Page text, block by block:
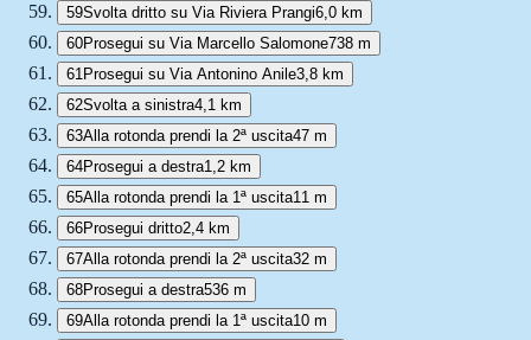
59Svolta dritto su Via Riviera Prangi6,0 km
60Prosegui su Via Marcello Salomone738 m
61 Prosegui su Via Antonino Anile3,8 km
62Svolta a sinistra4,1 km
63Alla rotonda prendi la 2ª uscita47 m
64Prosegui a destra1,2 km
65Alla rotonda prendi la 1ª uscita11 m
66Prosegui dritto2,4 km
67Alla rotonda prendi la 2ª uscita32 m
68Prosegui a destra536 m
69Alla rotonda prendi la 1ª uscita10 m